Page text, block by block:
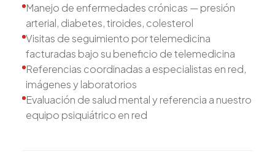
Manejo de enfermedades crónicas — presión
arterial, diabetes, tiroides, colesterol
Visitas de seguimiento por telemedicina
facturadas bajo su beneficio de telemedicina
Referencias coordinadas a especialistas en red,
imágenes y laboratorios
Evaluación de salud mental y referencia a nuestro
equipo psiquiátrico en red